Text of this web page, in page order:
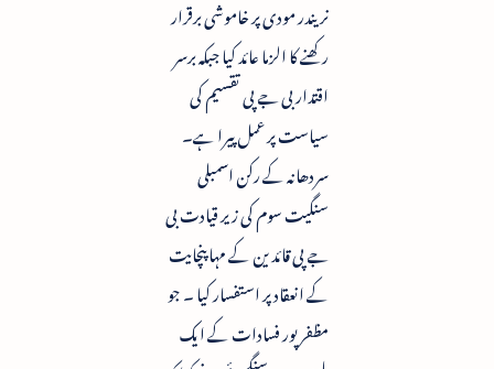
نریندر مودی پر خاموشی برقرار
رکھنے کا الزما عائد کیا جبکہ برسر
اقتدار بی جے پی تقسیم کی
سیاست پر عمل پیرا ہے۔
سردھانہ کے رکن اسمبلی
سنگیت سوم کی زیر قیادت بی
جے پی قائدین کے مہا پنچایت
کے انعقاد پر استفسار کیا ۔ جو
مظفر پور فسادات کے ایک